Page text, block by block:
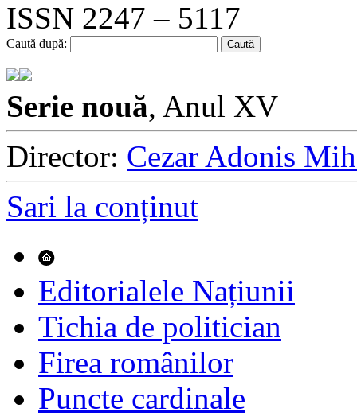
ISSN 2247 – 5117
Caută după:
Serie nouă, Anul XV
Director: Cezar Adonis
Sari la conținut
Editorialele Națiunii
Tichia de politician
Firea românilor
Puncte cardinale